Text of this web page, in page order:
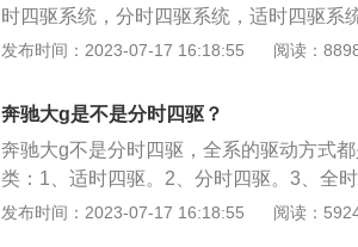
时四驱系统，分时四驱系统，适时四驱系
车轮都有动力，有些车的全时四驱系统非
以实现车辆高速过弯时每个车轮分配到最
操控性能的大排量轿车采用，而装配它们
过弯极限。
发布时间：2023-07-17 16:18:55 阅读：
奔驰大g是不是分时四驱？
奔驰大g不是分时四驱，全系的驱动方式
类：1、适时四驱。2、分时四驱。3、全
1、适时四驱的越野能力较弱，有一些城
发布时间：2023-07-17 16:18:55 阅读：